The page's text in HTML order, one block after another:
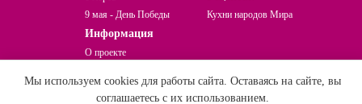
Мы используем cookies для работы сайта. Оставаясь на сайте, вы
соглашаетесь с их использованием.
9 мая - День Победы
Кухни народов Мира
Информация
О проекте
Праздники Онлайн © При использовании